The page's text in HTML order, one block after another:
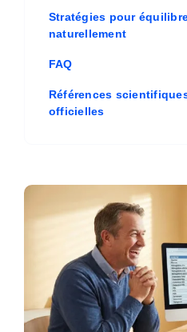
Stratégies pour
naturellement
FAQ
Références
officielles